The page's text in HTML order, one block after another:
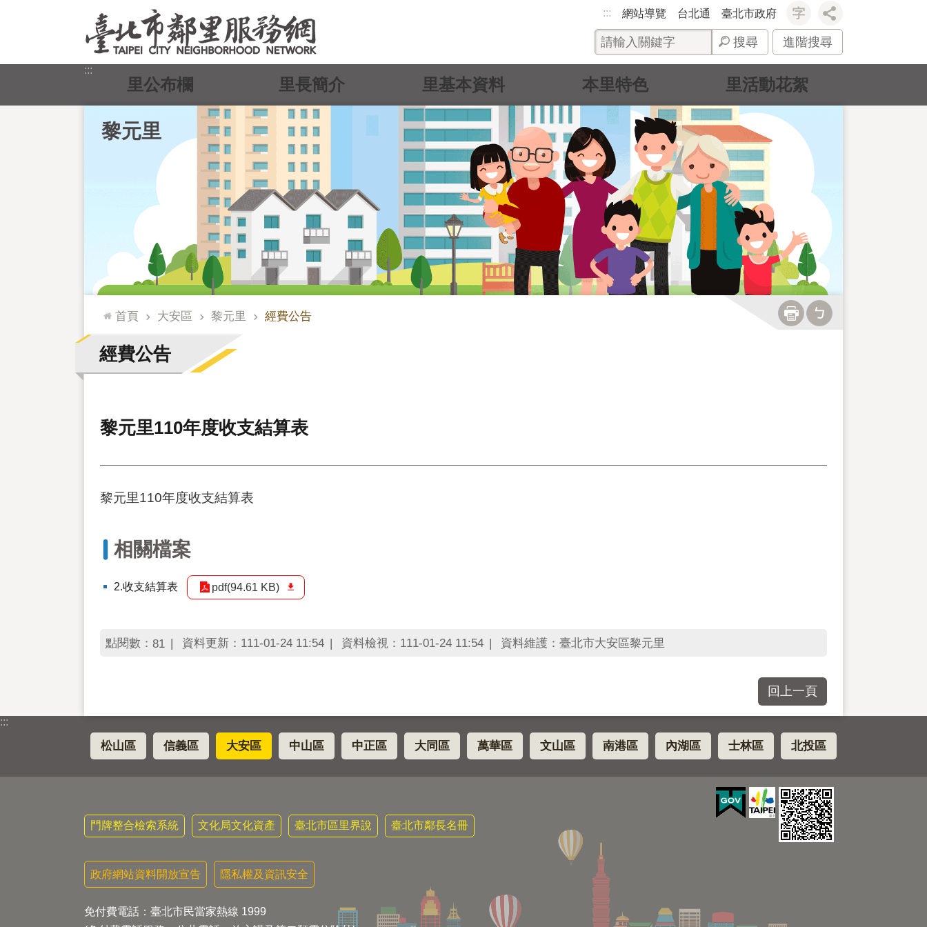
::: 網站導覽 台北通 臺北市政府
搜尋 進階搜尋
:::
黎元里
里公布欄 里長簡介 里基本資料 本里特色 里活動花絮
::: 首頁 大安區 黎元里 經費公告
經費公告
黎元里110年度收支結算表
黎元里110年度收支結算表
相關檔案
2.收支結算表 pdf(94.61 KB)
點閱數： 81 資料更新：111-01-24 11:54 資料檢視：111-01-24 11:54 資料維護：臺北市大安區黎元里
回上一頁
:::
松山區 信義區 大安區 中山區 中正區 大同區 萬華區 文山區 南港區 內湖區 士林區 北投區
門牌整合檢索系統 文化局文化資產 臺北市區里界說 臺北市鄰長名冊
政府網站資料開放宣告 隱私權及資訊安全
免付費電話：臺北市民當家熱線 1999